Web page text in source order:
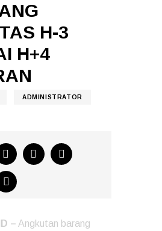
H-3
H+4
ADMINISTRATOR
– Angkutan barang